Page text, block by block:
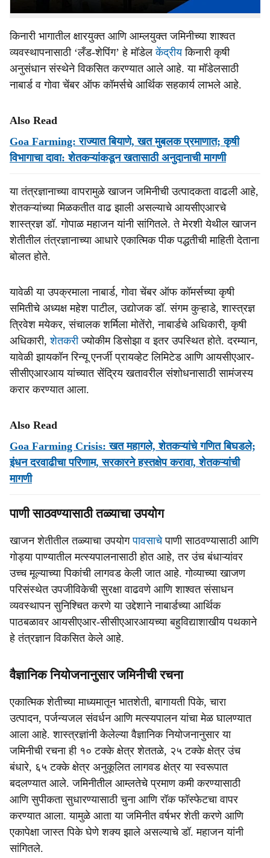
किनारी भागातील क्षारयुक्त आणि आम्लयुक्त जमिनीच्या शाश्वत
व्यवस्थापनासाठी ‘लँड-शेपिंग’ हे मॉडेलकेंद्रीयकिनारी कृषी
अनुसंधान संस्थेने विकसित करण्यात आले आहे. या मॉडेलसाठी
नाबार्ड व गोवा चेंबर ऑफ कॉमर्सचे आर्थिक सहकार्य लाभले आहे.
Also Read
Goa Farming: राज्यात बियाणे, खत मुबलक प्रमाणात; कृषी
विभागाचा दावा: शेतकऱ्यांकडून खतासाठी अनुदानाची मागणी
या तंत्रज्ञानाच्या वापरामुळे खाजन जमिनीची उत्पादकता वाढली आहे,
शेतकऱ्यांच्या मिळकतीत वाढ झाली असल्याचे आयसीएआरचे
शास्त्रज्ञ डॉ. गोपाळ महाजन यांनी सांगितले. ते मेरशी येथील खाजन
शेतीतील तंत्रज्ञानाच्या आधारे एकात्मिक पीक पद्धतीची माहिती देताना
बोलत होते.
यावेळी या उपक्रमाला नाबार्ड, गोवा चेंबर ऑफ कॉमर्सच्या कृषी
समितीचे अध्यक्ष महेश पाटील, उद्योजक डॉ. संगम कुऱ्हाडे, शास्त्रज्ञ
त्रिवेश मयेकर, संचालक शर्मिला मोतेंरो, नाबार्डचे अधिकारी, कृषी
अधिकारी,शेतकरीज्योकीम डिसोझा व इतर उपस्थित होते. दरम्यान,
यावेळी झायकॉन रिन्यू एनर्जी प्रायव्हेट लिमिटेड आणि आयसीएआर-
सीसीएआरआय यांच्यात सेंद्रिय खतावरील संशोधनासाठी सामंजस्य
करार करण्यात आला.
Also Read
Goa Farming Crisis: खत महागले, शेतकऱ्यांचे गणित बिघडले;
इंधन दरवाढीचा परिणाम, सरकारने हस्तक्षेप करावा, शेतकऱ्यांची
मागणी
पाणी साठवण्यासाठी तळ्याचा उपयोग
खाजन शेतीतील तळ्याचा उपयोगपावसाचेपाणी साठवण्यासाठी आणि
गोड्या पाण्यातील मत्स्यपालनासाठी होत आहे, तर उंच बंधाऱ्यांवर
उच्च मूल्याच्या पिकांची लागवड केली जात आहे. गोव्याच्या खाजण
परिसंस्थेत उपजीविकेची सुरक्षा वाढवणे आणि शाश्वत संसाधन
व्यवस्थापन सुनिश्चित करणे या उद्देशाने नाबार्डच्या आर्थिक
पाठबळावर आयसीएआर-सीसीएआरआयच्या बहुविद्याशाखीय पथकाने
हे तंत्रज्ञान विकसित केले आहे.
वैज्ञानिक नियोजनानुसार जमिनीची रचना
एकात्मिक शेतीच्या माध्यमातून भातशेती, बागायती पिके, चारा
उत्पादन, पर्जन्यजल संवर्धन आणि मत्स्यपालन यांचा मेळ घालण्यात
आला आहे. शास्त्रज्ञांनी केलेल्या वैज्ञानिक नियोजनानुसार या
जमिनीची रचना ही १० टक्के क्षेत्र शेततळे, २५ टक्के क्षेत्र उंच
बंधारे, ६५ टक्के क्षेत्र अनुकूलित लागवड क्षेत्र या स्वरूपात
बदलण्यात आले. जमिनीतील आम्लतेचे प्रमाण कमी करण्यासाठी
आणि सुपीकता सुधारण्यासाठी चुना आणि रॉक फॉस्फेटचा वापर
करण्यात आला. यामुळे आता या जमिनीत वर्षभर शेती करणे आणि
एकापेक्षा जास्त पिके घेणे शक्य झाले असल्याचे डॉ. महाजन यांनी
सांगितले.